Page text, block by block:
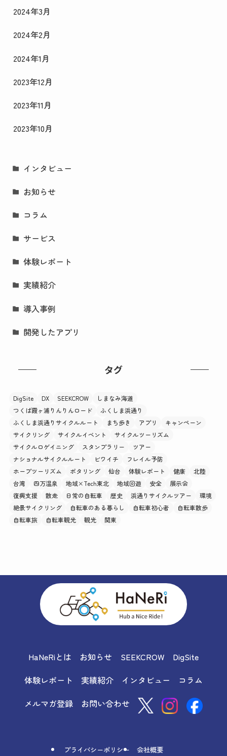
2024年3月
2024年2月
2024年1月
2023年12月
2023年11月
2023年10月
インタビュー
お知らせ
コラム
サービス
体験レポート
実績紹介
導入事例
開発したアプリ
タグ
DigSite DX SEEKCROW
しまなみ海道
つくば霞ヶ浦りんりんロード
ふくしま浜通り
ふくしま浜通りサイクルルート
まち歩き アプリ
キャンペーン
サイクリング
サイクルイベント
サイクルツーリズム
サイクルロゲイニング
スタンプラリー
ツアー
ナショナルサイクルルート
ビワイチ
フレイル予防
ホープツーリズム
ポタリング 仙台 体験レポート 健康
北陸
台湾
四万温泉 地域×Tech東北 地域回遊 安全
展示会
復興支援
散走 日常の自転車 歴史 浜通りサイクルツアー
環境
絶景サイクリング
自転車のある暮らし 自転車初心者
自転車散歩
自転車旅
自転車観光 観光 関東
HaNeRiとは お知らせ SEEKCROW
DigSite
体験レポート
実績紹介 インタビュー
コラム
メルマガ登録
お問い合わせ
プライバシーポリシー 会社概要